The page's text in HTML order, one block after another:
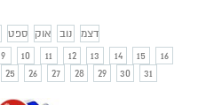
ספט אוק נוב דצמ
9 10 11 12 13 14 15
16
25 26 27 28 29 30 31